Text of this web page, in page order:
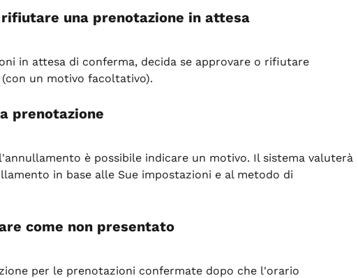
una prenotazione in attesa
in attesa di conferma, decida se approvare o rifiutare
un motivo facoltativo).
prenotazione
è possibile indicare un motivo. Il sistema valuterà
in base alle Sue impostazioni e al metodo di
come non presentato
per le prenotazioni confermate dopo che l'orario